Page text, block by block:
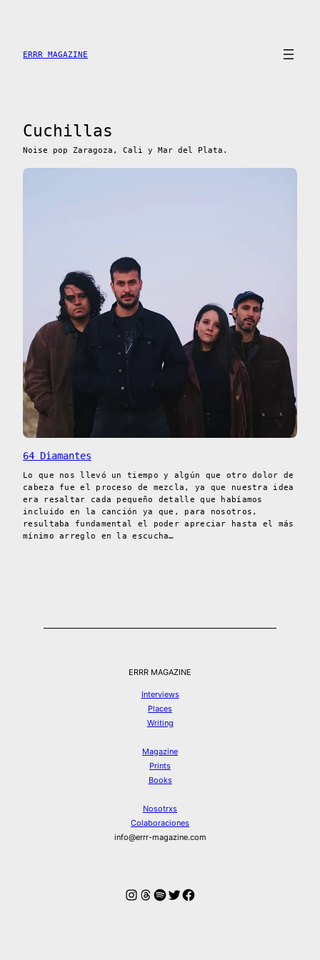
contenido
ERRR MAGAZINE
Cuchillas
Noise pop Zaragoza, Cali y Mar del Plata.
64 Diamantes
Lo que nos llevó un tiempo y algún que otro dolor de
cabeza fue el proceso de mezcla, ya que nuestra idea
era resaltar cada pequeño detalle que habíamos
incluido en la canción ya que, para nosotros,
resultaba fundamental el poder apreciar hasta el más
mínimo arreglo en la escucha…
ERRR MAGAZINE
Interviews
Places
Writing
Magazine
Prints
Books
Nosotrxs
Colaboraciones
info@errr-magazine.com
Instagram
Hilos
Spotify
Twitter
Facebook